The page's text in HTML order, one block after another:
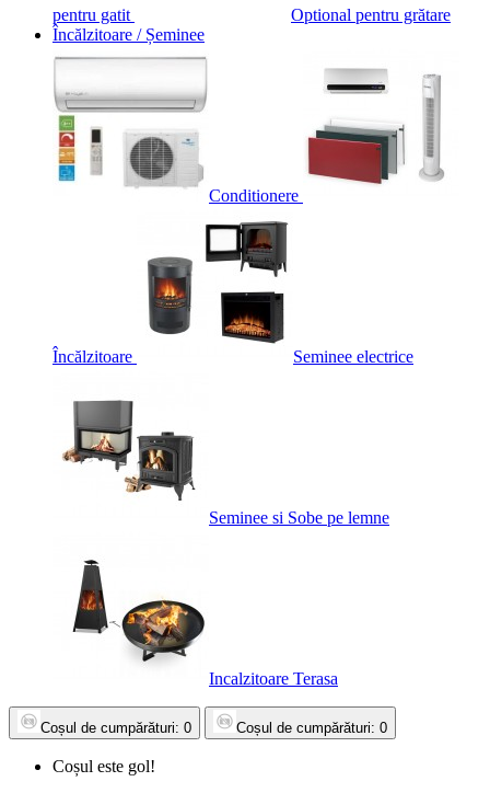
pentru gatit
Optional pentru grătare
Încălzitoare / Șeminee
Conditionere
Încălzitoare Seminee electrice
Seminee si Sobe pe lemne
Incalzitoare Terasa
Coșul de cumpărături: 0 Coșul de cumpărături: 0
Coșul este gol!